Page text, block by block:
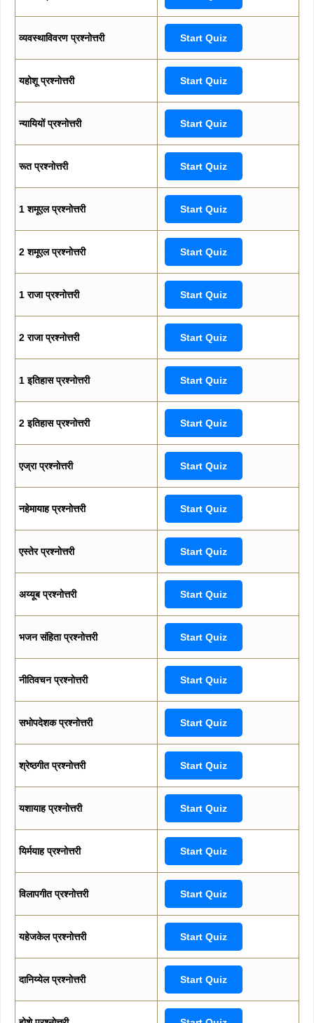
व्यवस्थाविवरण प्रश्नोत्तरी Start Quiz
यहोशू प्रश्नोत्तरी Start Quiz
न्यायियों प्रश्नोत्तरी Start Quiz
रूत प्रश्नोत्तरी Start Quiz
1 शमूएल प्रश्नोत्तरी Start Quiz
2 शमूएल प्रश्नोत्तरी Start Quiz
1 राजा प्रश्नोत्तरी Start Quiz
2 राजा प्रश्नोत्तरी Start Quiz
1 इतिहास प्रश्नोत्तरी Start Quiz
2 इतिहास प्रश्नोत्तरी Start Quiz
एज्रा प्रश्नोत्तरी Start Quiz
नहेमायाह प्रश्नोत्तरी Start Quiz
एस्तेर प्रश्नोत्तरी Start Quiz
अय्यूब प्रश्नोत्तरी Start Quiz
भजन संहिता प्रश्नोत्तरी Start Quiz
नीतिवचन प्रश्नोत्तरी Start Quiz
सभोपदेशक प्रश्नोत्तरी Start Quiz
श्रेष्ठगीत प्रश्नोत्तरी Start Quiz
यशायाह प्रश्नोत्तरी Start Quiz
यिर्मयाह प्रश्नोत्तरी Start Quiz
विलापगीत प्रश्नोत्तरी Start Quiz
यहेजकेल प्रश्नोत्तरी Start Quiz
दानिय्येल प्रश्नोत्तरी Start Quiz